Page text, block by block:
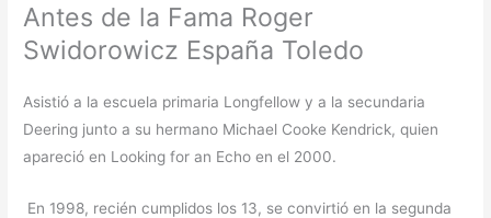
Antes de la Fama Roger
Swidorowicz España Toledo
Asistió a la escuela primaria Longfellow y a la secundaria
Deering junto a su hermano Michael Cooke Kendrick, quien
apareció en Looking for an Echo en el 2000.
En 1998, recién cumplidos los 13, se convirtió en la segunda